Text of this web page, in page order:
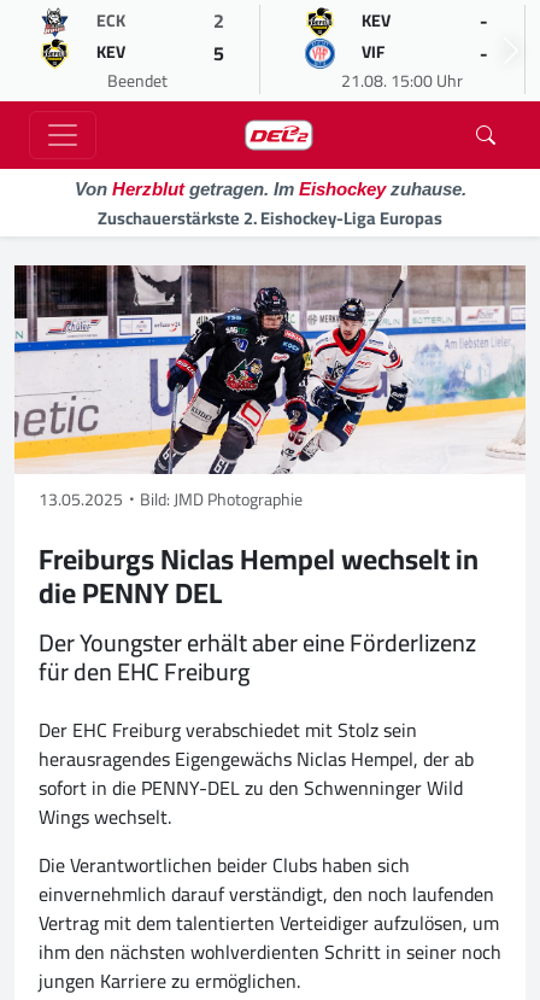
ECK 2
KEV 5
Beendet
KEV -
VIF -
21.08. 15:00 Uhr
Von Herzblutgetragen. Im Eishockeyzuhause.
Zuschauerstärkste 2. Eishockey-Liga Europas
13.05.2025 Bild: JMD Photographie
Freiburgs Niclas Hempel wechselt in
die PENNY DEL
Der Youngster erhält aber eine Förderlizenz
für den EHC Freiburg
Der EHC Freiburg verabschiedet mit Stolz sein
herausragendes Eigengewächs Niclas Hempel, der ab
sofort in die PENNY-DEL zu den Schwenninger Wild
Wings wechselt.
Die Verantwortlichen beider Clubs haben sich
einvernehmlich darauf verständigt, den noch laufenden
Vertrag mit dem talentierten Verteidiger aufzulösen, um
ihm den nächsten wohlverdienten Schritt in seiner noch
jungen Karriere zu ermöglichen.